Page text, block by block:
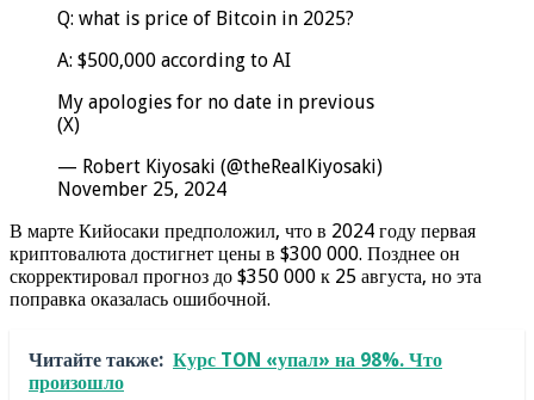
Q: what is price of Bitcoin in 2025?
A: $500,000 according to AI
My apologies for no date in previous
(X)
— Robert Kiyosaki (@theRealKiyosaki)
November 25, 2024
В марте Кийосаки предположил, что в 2024 году первая
криптовалюта достигнет цены в $300 000. Позднее он
скорректировал прогноз до $350 000 к 25 августа, но эта
поправка оказалась ошибочной.
Читайте также: Курс TON «упал» на 98%. Что
произошло